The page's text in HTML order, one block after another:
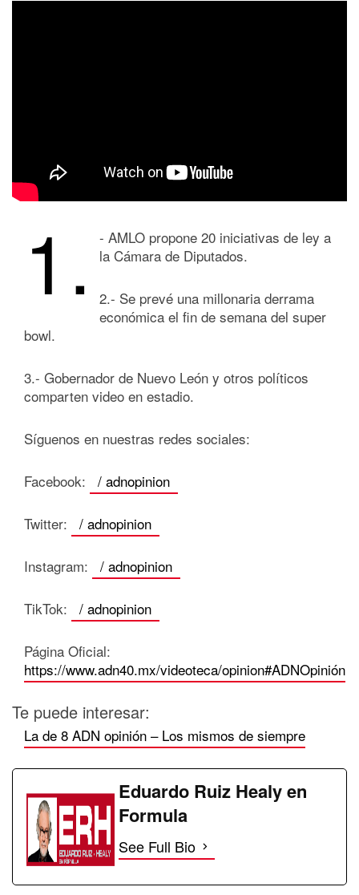
1.
- AMLO propone 20 iniciativas de ley a
la Cámara de Diputados.
2.- Se prevé una millonaria derrama
económica el fin de semana del super
bowl.
3.- Gobernador de Nuevo León y otros políticos
comparten video en estadio.
Síguenos en nuestras redes sociales:
Facebook: / adnopinion
Twitter: / adnopinion
Instagram: / adnopinion
TikTok: / adnopinion
Página Oficial:
https://www.adn40.mx/videoteca/opinion#ADNOpinión
Te puede interesar:
La de 8 ADN opinión – Los mismos de siempre
Eduardo Ruiz Healy en
Formula
See Full Bio